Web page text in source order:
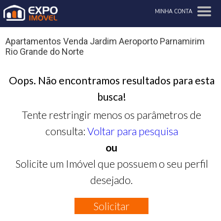
MINHA CONTA
Apartamentos Venda Jardim Aeroporto Parnamirim
Rio Grande do Norte
Oops. Não encontramos resultados para esta
busca!
Tente restringir menos os parâmetros de
consulta: Voltar para pesquisa
ou
Solicite um Imóvel que possuem o seu perfil
desejado.
Solicitar